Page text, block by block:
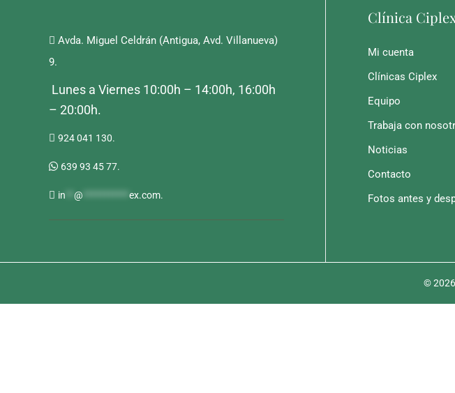
Avda. Miguel Celdrán (Antigua, Avd. Villanueva)
9.
Lunes a Viernes 10:00h – 14:00h, 16:00h
– 20:00h.
924 041 130.
639 93 45 77.
in @ ex.com.
Clínica
Mi cuenta
Clínicas Ciplex
Equipo
Trabaja con
Noticias
Contacto
Fotos antes y
©